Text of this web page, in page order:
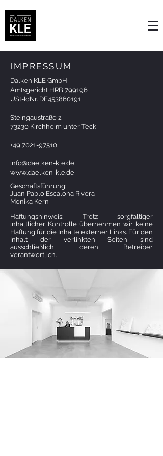
IMPRESSUM
Dälken KLE GmbH
Amtsgericht HRB 799196
USt-IdNr. DE453860191
Steingaustraße 2
73230 Kirchheim unter Teck
+49 7021-97510
info@daelken-kle.de
www.daelken-kle.de
Geschäftsführung:
Juan Pablo Escalona Rivera
Monika Kern
Haftungshinweis: Trotz sorgfältiger
inhaltlicher Kontrolle übernehmen wir keine
Haftung für die Inhalte externer Links. Für den
Inhalt der verlinkten Seiten sind
ausschließlich deren Betreiber
verantwortlich.